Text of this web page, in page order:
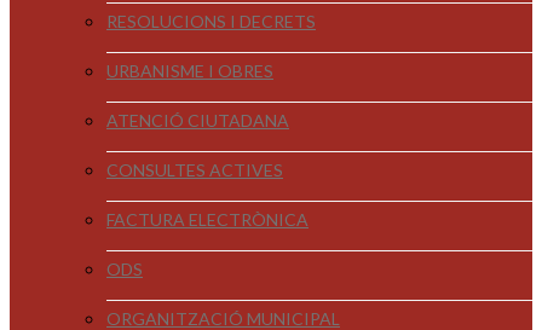
RESOLUCIONS I DECRETS
URBANISME I OBRES
ATENCIÓ CIUTADANA
CONSULTES ACTIVES
FACTURA ELECTRÒNICA
ODS
ORGANITZACIÓ MUNICIPAL